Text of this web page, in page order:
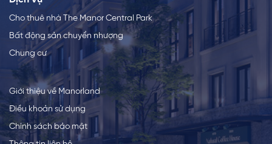
Cho thuê nhà The Manor Central Park
Bất động sản chuyển nhượng
Chung cư
Giới thiệu về Manorland
Điều khoản sử dụng
Chính sách bảo mật